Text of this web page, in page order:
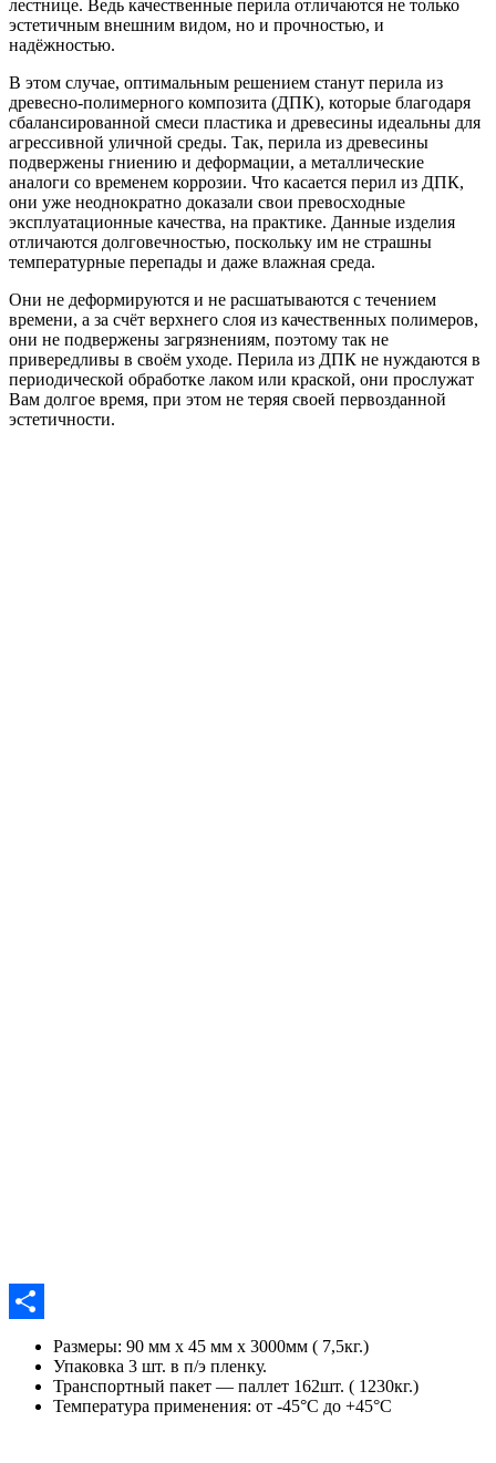
лестнице. Ведь качественные перила отличаются не только
эстетичным внешним видом, но и прочностью, и
надёжностью.
В этом случае, оптимальным решением станут перила из
древесно-полимерного композита (ДПК), которые благодаря
сбалансированной смеси пластика и древесины идеальны для
агрессивной уличной среды. Так, перила из древесины
подвержены гниению и деформации, а металлические
аналоги со временем коррозии. Что касается перил из ДПК,
они уже неоднократно доказали свои превосходные
эксплуатационные качества, на практике. Данные изделия
отличаются долговечностью, поскольку им не страшны
температурные перепады и даже влажная среда.
Они не деформируются и не расшатываются с течением
времени, а за счёт верхнего слоя из качественных полимеров,
они не подвержены загрязнениям, поэтому так не
привередливы в своём уходе. Перила из ДПК не нуждаются в
периодической обработке лаком или краской, они прослужат
Вам долгое время, при этом не теряя своей первозданной
эстетичности.
Отправить
Размеры: 90 мм х 45 мм х 3000мм ( 7,5кг.)
Упаковка 3 шт. в п/э пленку.
Транспортный пакет — паллет 162шт. ( 1230кг.)
Температура применения: от -45°С до +45°С